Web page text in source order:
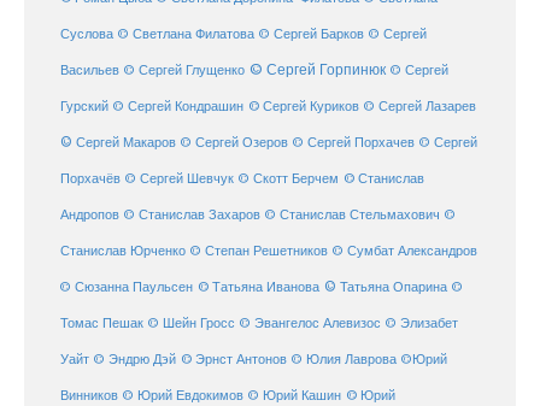
Суслова © Светлана Филатова © Сергей Барков © Сергей
Васильев © Сергей Глущенко © Сергей Горпинюк © Сергей
Гурский © Сергей Кондрашин © Сергей Куриков © Сергей Лазарев
© Сергей Макаров © Сергей Озеров © Сергей Порхачев © Сергей
Порхачёв © Сергей Шевчук © Скотт Берчем © Станислав
Андропов © Станислав Захаров © Станислав Стельмахович ©
Станислав Юрченко © Степан Решетников © Сумбат Александров
© Сюзанна Паульсен © Татьяна Иванова © Татьяна Опарина ©
Томас Пешак © Шейн Гросс © Эвангелос Алевизос © Элизабет
Уайт © Эндрю Дэй © Эрнст Антонов © Юлия Лаврова ©Юрий
Винников © Юрий Евдокимов © Юрий Кашин © Юрий